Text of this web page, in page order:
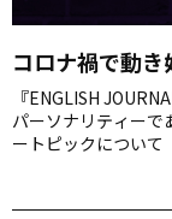
コロナ禍で動き
『ENGLISH
パーソナリティーで
ートピックについて